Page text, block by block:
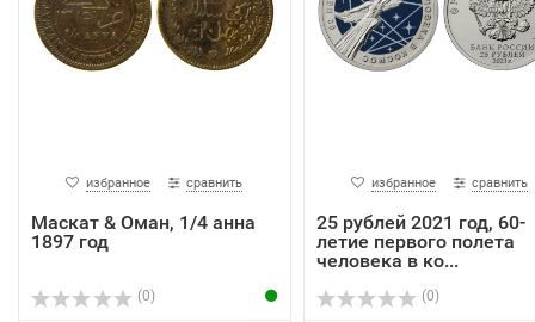
избранное сравнить
Маскат & Оман, 1/4 анна
1897 год
(0)
избранное сравнить
25 рублей 2021 год, 60-
летие первого полета
человека в ко...
(0)